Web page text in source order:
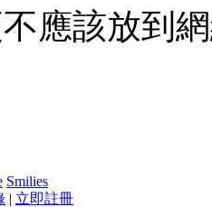
應該放到
Smilies
| 立即註冊